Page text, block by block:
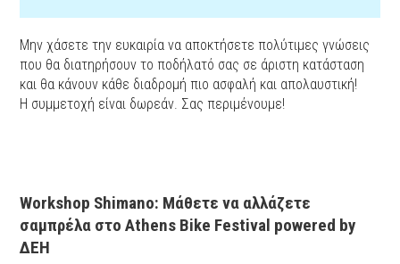
Μην χάσετε την ευκαιρία να αποκτήσετε πολύτιμες γνώσεις
που θα διατηρήσουν το ποδήλατό σας σε άριστη κατάσταση
και θα κάνουν κάθε διαδρομή πιο ασφαλή και απολαυστική!
Η συμμετοχή είναι δωρεάν. Σας περιμένουμε!
Workshop Shimano: Μάθετε να αλλάζετε
σαμπρέλα στο Athens Bike Festival powered by
ΔΕΗ